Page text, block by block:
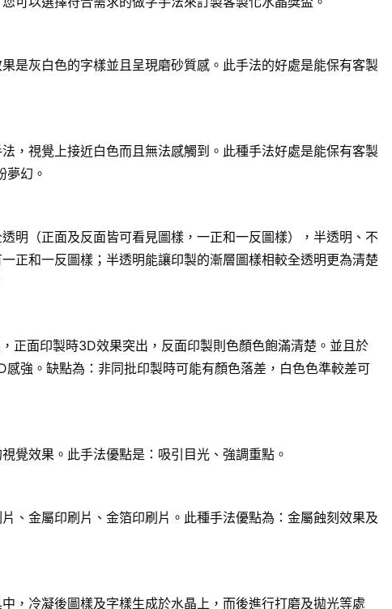
是灰白色的字樣並且呈現磨砂質感。此手法的好處是能保有客製
，視覺上接近白色而且無法感觸到。此種手法好處是能保有客製
幻。
明（正面及反面皆可看見圖樣，一正和一反圖樣），半透明、不
正和一反圖樣；半透明能讓印製的漸層圖樣相較全透明更為清楚
正面印製時3D效果突出，反面印製則色顏色飽滿清楚。並且於
強。缺點為：非同批印製時可能有顏色落差，白色色準較差可
覺效果。此手法優點是：吸引目光、強調重點。
、金屬印刷片、金箔印刷片。此種手法優點為：金屬蝕刻效果及
，冷凝後圖樣及字樣生成於水晶上，而後進行打磨及拋光等處